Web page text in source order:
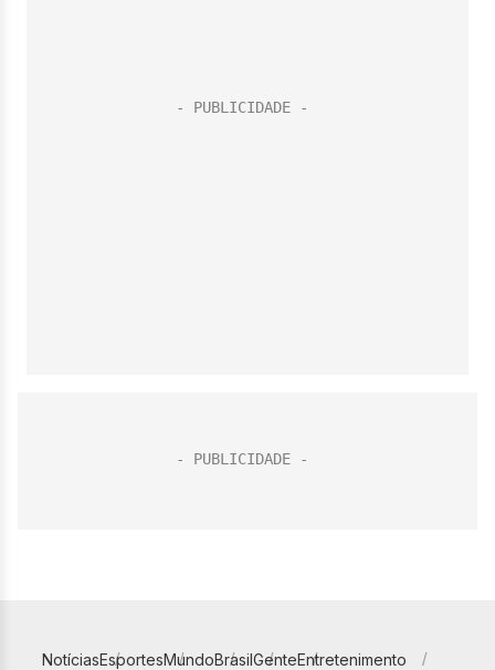
NotíciasEsportesMundoBrasilGenteEntretenimento